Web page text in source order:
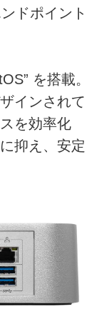
ドポイント
を搭載。
インされて
を効率化
抑え、安定